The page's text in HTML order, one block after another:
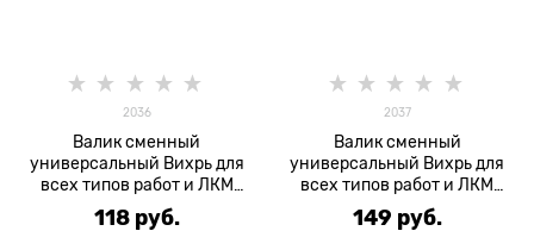
2036
Валик сменный
универсальный Вихрь для
всех типов работ и ЛКМ
180/40/6
118 руб.
2037
Валик сменный
универсальный Вихрь для
всех типов работ и ЛКМ
250/40/6
149 руб.